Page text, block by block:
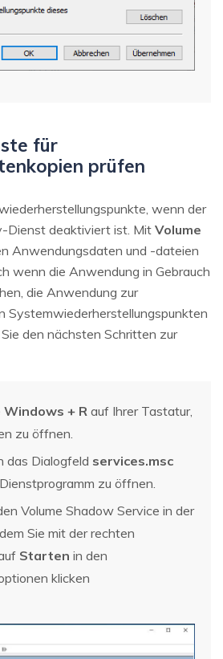
für
prüfen
wenn der
Dienst deaktiviert ist. MitVolume
Anwendungsdaten und -dateien
wenn die Anwendung in Gebrauch
die Anwendung zur
Systemwiederherstellungspunkten
den nächsten Schritten zur
Windows + R auf Ihrer Tastatur,
zu öffnen.
das Dialogfeld services.msc
zu öffnen.
Volume Shadow Service in der
Sie mit der rechten
Starten in den
klicken